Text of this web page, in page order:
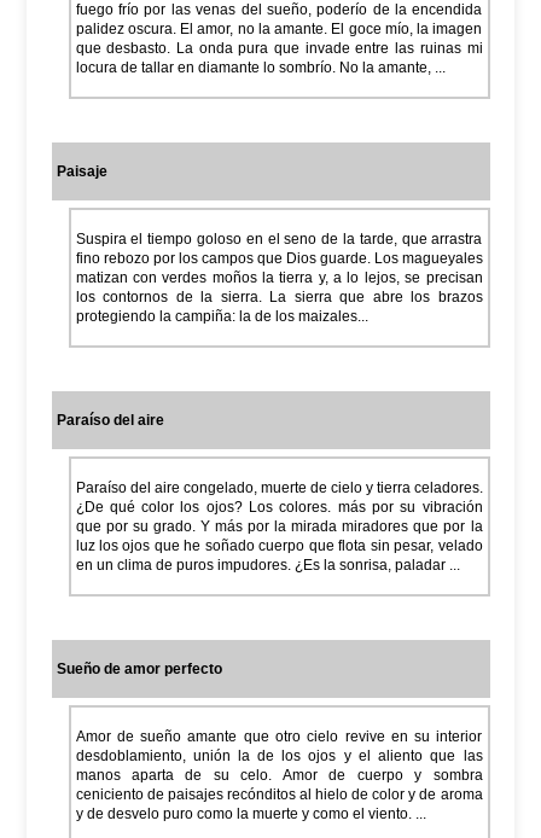
fuego frío por las venas del sueño, poderío de la encendida
palidez oscura. El amor, no la amante. El goce mío, la imagen
que desbasto. La onda pura que invade entre las ruinas mi
locura de tallar en diamante lo sombrío. No la amante, ...
Paisaje
Suspira el tiempo goloso en el seno de la tarde, que arrastra
fino rebozo por los campos que Dios guarde. Los magueyales
matizan con verdes moños la tierra y, a lo lejos, se precisan
los contornos de la sierra. La sierra que abre los brazos
protegiendo la campiña: la de los maizales...
Paraíso del aire
Paraíso del aire congelado, muerte de cielo y tierra celadores.
¿De qué color los ojos? Los colores. más por su vibración
que por su grado. Y más por la mirada miradores que por la
luz los ojos que he soñado cuerpo que flota sin pesar, velado
en un clima de puros impudores. ¿Es la sonrisa, paladar ...
Sueño de amor perfecto
Amor de sueño amante que otro cielo revive en su interior
desdoblamiento, unión la de los ojos y el aliento que las
manos aparta de su celo. Amor de cuerpo y sombra
ceniciento de paisajes recónditos al hielo de color y de aroma
y de desvelo puro como la muerte y como el viento. ...